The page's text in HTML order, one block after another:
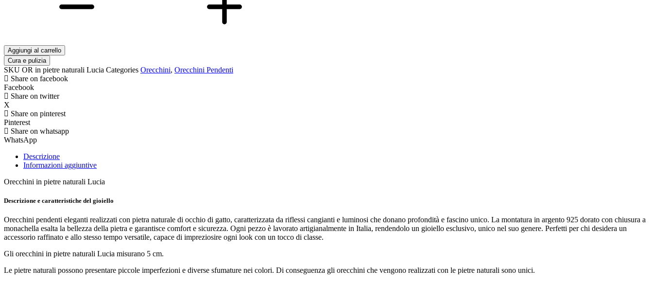
Aggiungi al carrello
Cura e pulizia
SKU OR in pietre naturali Lucia Categories Orecchini, Orecchini Pendenti
Share on facebook
Facebook
Share on twitter
X
Share on pinterest
Pinterest
Share on whatsapp
WhatsApp
Descrizione
Informazioni aggiuntive
Orecchini in pietre naturali Lucia
Descrizione e caratteristiche del gioiello
Orecchini pendenti eleganti realizzati con pietra naturale di occhio di gatto, caratterizzata da riflessi cangianti e luminosi che donano profondità e fascino unico. La montatura in argento 925 dorato con chiusura a
monachella esalta la bellezza della pietra e garantisce comfort e sicurezza. Ogni pezzo è lavorato artigianalmente in Italia, rendendolo un gioiello esclusivo, unico nel suo genere. Perfetti per chi desidera un
accessorio raffinato e allo stesso tempo versatile, capace di impreziosire ogni look con un tocco di classe.
Gli orecchini in pietre naturali Lucia misurano 5 cm.
Le pietre naturali possono presentare piccole imperfezioni e diverse sfumature nei colori. Di conseguenza gli orecchini che vengono realizzati con le pietre naturali sono unici.